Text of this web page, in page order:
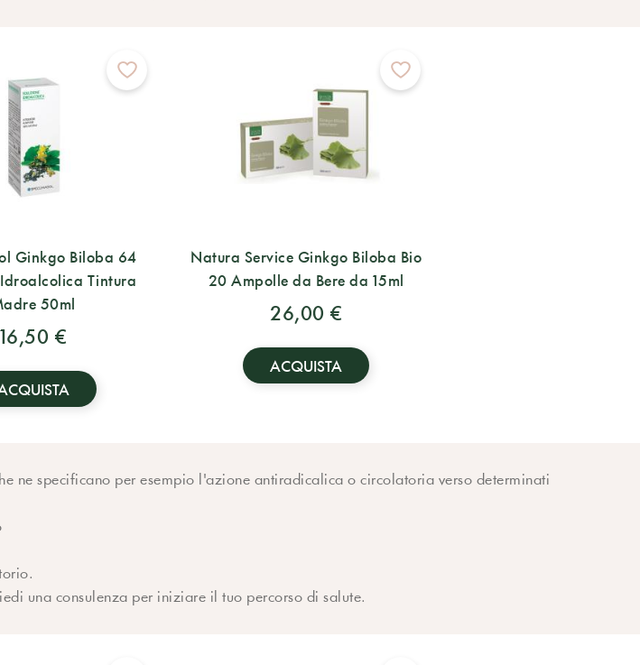
Ginkgo Biloba 64
Tintura
50ml
16,50 €
Natura Service Ginkgo Biloba Bio
20 Ampolle da Bere da 15ml
26,00 €
ACQUISTA
ne specificano per esempio l'azione antiradicalica o circolatoria verso determinati
una consulenza per iniziare il tuo percorso di salute.